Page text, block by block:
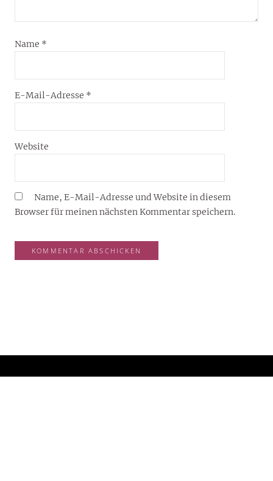
Name *
E-Mail-Adresse *
Website
Name, E-Mail-Adresse und Website in diesem
Browser für meinen nächsten Kommentar speichern.